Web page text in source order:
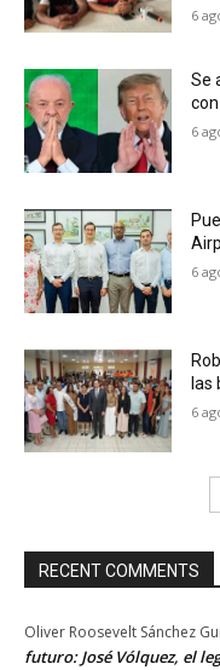
6
Se
6
6
las
6
RECENT COMMENTS
Oliver Roosevelt Sánchez
futuro: José Vólquez, el